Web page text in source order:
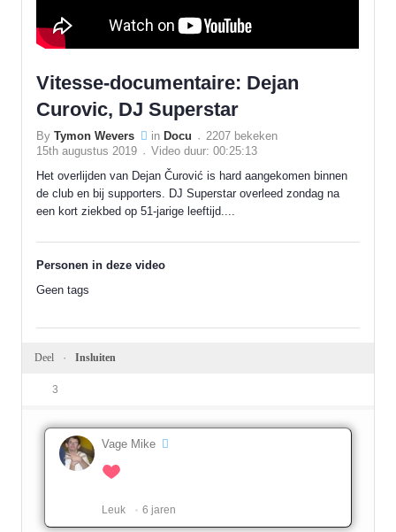
Vitesse-documentaire: Dejan
Curovic, DJ Superstar
ByTymon Wevers in Docu
2207 bekeken
15th augustus 2019
Video duur: 00:25:13
Het overlijden van Dejan Čurović is hard aangekomen binnen
de club en bij supporters. DJ Superstar overleed zondag na
een kort ziekbed op 51-jarige leeftijd....
Personen in deze video
Geen tags
Deel Insluiten
3
Vage Mike
Leuk ️ 6 jaren